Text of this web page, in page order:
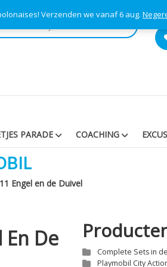
Verzenden we vanaf 6 aug.
PARADE COACHING
Engel en de Duivel
De
Complete Sets in
Playmobil City